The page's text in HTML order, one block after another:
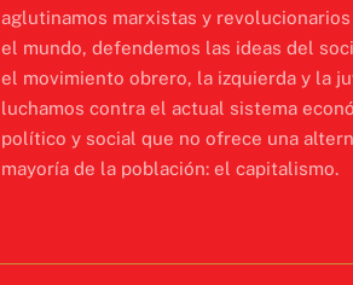
aglutinamos marxistas y
el mundo, defendemos las ideas del
el movimiento obrero, la izquierda y la
luchamos contra el actual sistema
político y social que no ofrece una
mayoría de la población: el capitalismo.